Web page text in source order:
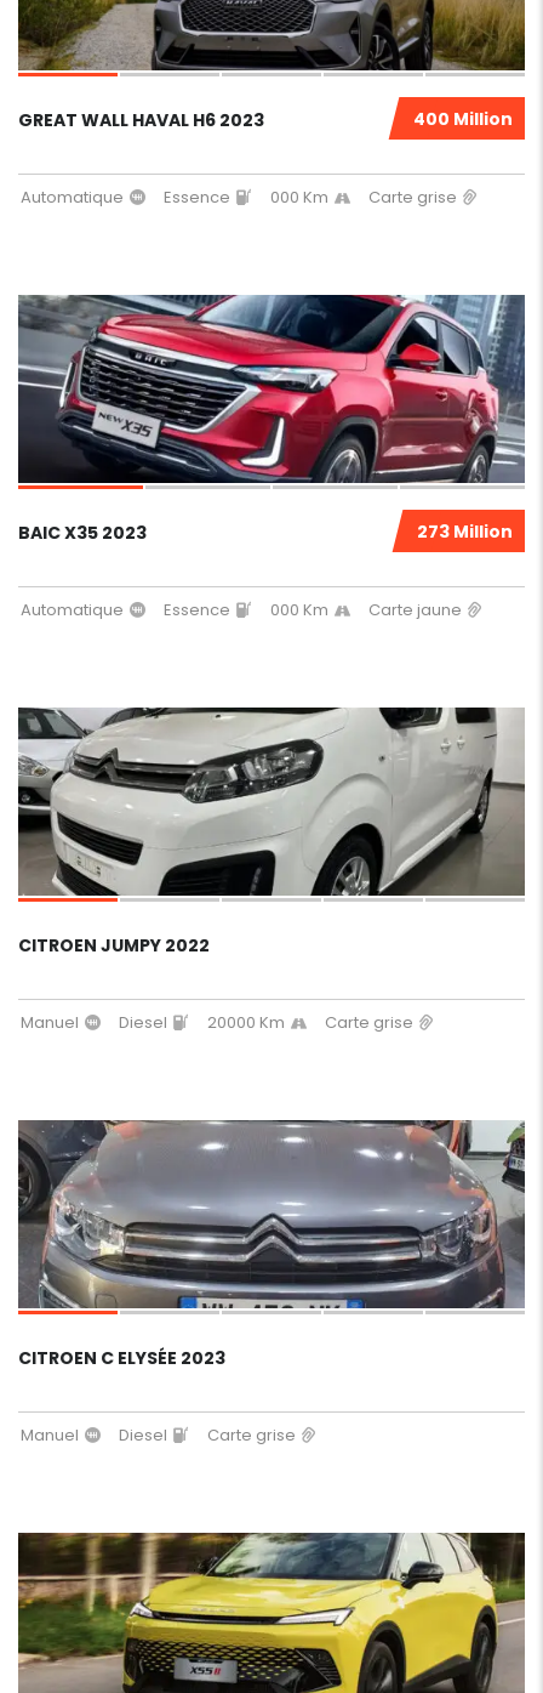
400 Million
GREAT WALL HAVAL H6 2023
Automatique Essence 000 Km Carte grise
4
273 Million
BAIC X35 2023
Automatique Essence 000 Km Carte jaune
9
CITROEN JUMPY 2022
Manuel Diesel 20000 Km Carte grise
CITROEN C ELYSÉE 2023
Manuel Diesel Carte grise
8